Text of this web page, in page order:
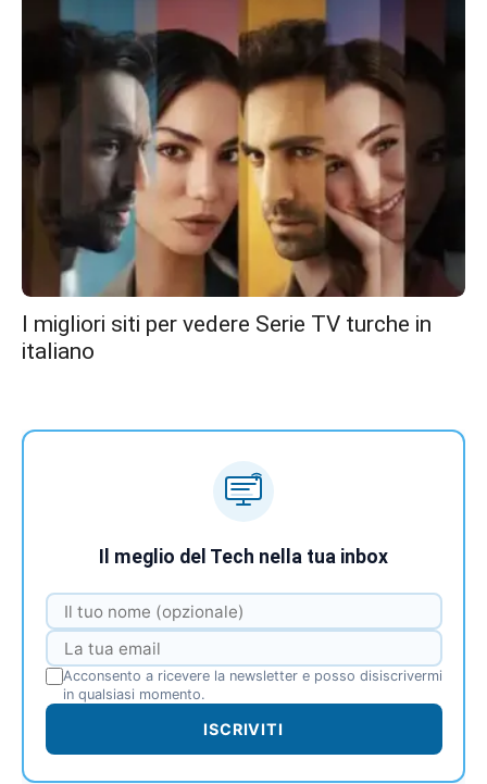
I migliori siti per vedere Serie TV turche in
italiano
Il meglio del Tech nella tua inbox
Acconsento a ricevere la newsletter e posso disiscrivermi
in qualsiasi momento.
ISCRIVITI